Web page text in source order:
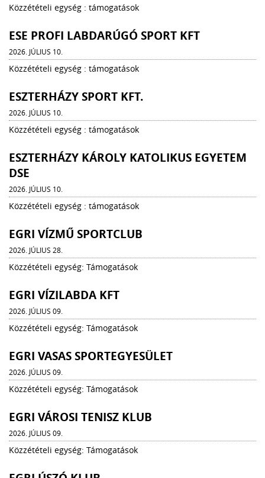
Közzétételi egység : támogatások
ESE PROFI LABDARÚGÓ SPORT KFT
2026. JÚLIUS 10.
Közzétételi egység : támogatások
ESZTERHÁZY SPORT KFT.
2026. JÚLIUS 10.
Közzétételi egység : támogatások
ESZTERHÁZY KÁROLY KATOLIKUS EGYETEM
DSE
2026. JÚLIUS 10.
Közzétételi egység : támogatások
EGRI VÍZMŰ SPORTCLUB
2026. JÚLIUS 28.
Közzétételi egység: Támogatások
EGRI VÍZILABDA KFT
2026. JÚLIUS 09.
Közzétételi egység: Támogatások
EGRI VASAS SPORTEGYESÜLET
2026. JÚLIUS 09.
Közzétételi egység: Támogatások
EGRI VÁROSI TENISZ KLUB
2026. JÚLIUS 09.
Közzétételi egység: Támogatások